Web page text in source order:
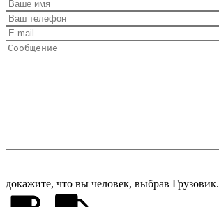
докажите, что вы человек, выбрав Грузовик.